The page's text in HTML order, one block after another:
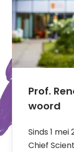
Prof.
woord
Sinds 1
Chief